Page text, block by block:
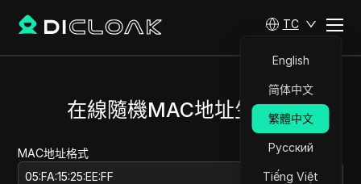
TC
English
简体中文
繁體中文
Русский
Tiếng Việt
在線隨機MAC地址生成器
MAC地址格式
05:FA:15:25:EE:FF